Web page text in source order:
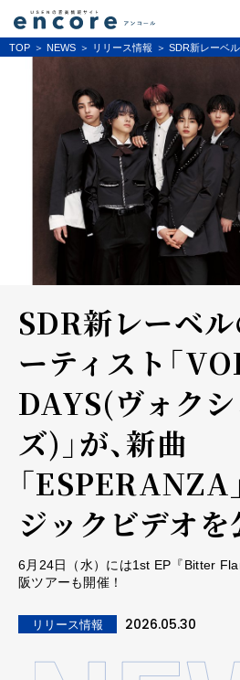
TOP NEWS リリース情報 SDR新レーベ
SDR新レーベ
ーティスト「
DAYS(ヴォクシ
ズ)」が、新曲
「ESPERANZA
ジックビデオを
6月24日（水）には1st EP『Bitter
阪ツアーも開催！
リリース情報 2026.05.30